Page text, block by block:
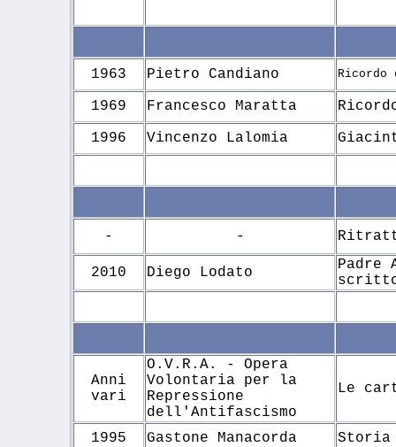
1963 Pietro Candiano Ricordo
1969 Francesco Maratta
1996
Vincenzo Lalomia
- -
2010 Diego Lodato
Padre
Anni
vari
O.V.R.A. - Opera
Volontaria per la
Repressione
dell'Antifascismo
Le
1995 Gastone Manacorda Storia